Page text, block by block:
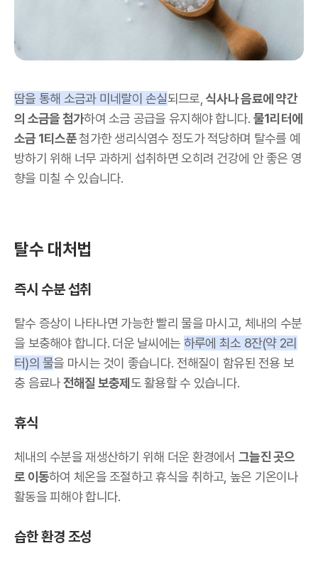
땀을 통해 소금과 미네랄이 손실되므로,식사나 음료에 약간
의 소금을 첨가하여 소금 공급을 유지해야 합니다. 물1리터에
소금 1티스푼첨가한 생리식염수 정도가 적당하며 탈수를 예
방하기 위해 너무 과하게 섭취하면 오히려 건강에 안 좋은 영
향을 미칠 수 있습니다.
탈수 대처법
즉시 수분 섭취
탈수 증상이 나타나면 가능한 빨리 물을 마시고, 체내의 수분
을 보충해야 합니다. 더운 날씨에는 하루에 최소 8잔(약 2리
터)의 물을 마시는 것이 좋습니다. 전해질이 함유된 전용 보
충 음료나전해질 보충제도 활용할 수 있습니다.
휴식
체내의 수분을 재생산하기 위해 더운 환경에서 그늘진 곳으
로 이동하여 체온을 조절하고 휴식을 취하고, 높은 기온이나
활동을 피해야 합니다.
습한 환경 조성